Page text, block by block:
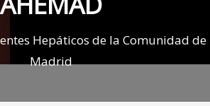
Hepáticos de la Comunidad de
Madrid